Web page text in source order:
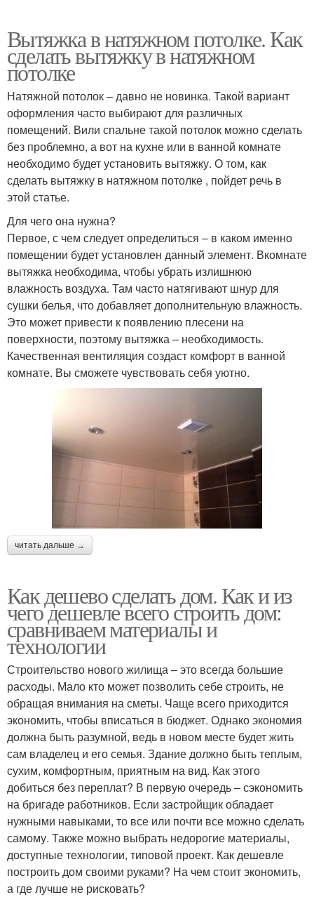
Вытяжка в натяжном потолке. Как
сделать вытяжку в натяжном
потолке
Натяжной потолок – давно не новинка. Такой вариант
оформления часто выбирают для различных
помещений. Вили спальне такой потолок можно сделать
без проблемно, а вот на кухне или в ванной комнате
необходимо будет установить вытяжку. О том, как
сделать вытяжку в натяжном потолке , пойдет речь в
этой статье.
Для чего она нужна?
Первое, с чем следует определиться – в каком именно
помещении будет установлен данный элемент. Вкомнате
вытяжка необходима, чтобы убрать излишнюю
влажность воздуха. Там часто натягивают шнур для
сушки белья, что добавляет дополнительную влажность.
Это может привести к появлению плесени на
поверхности, поэтому вытяжка – необходимость.
Качественная вентиляция создаст комфорт в ванной
комнате. Вы сможете чувствовать себя уютно.
читать дальше →
Как дешево сделать дом. Как и из
чего дешевле всего строить дом:
сравниваем материалы и
технологии
Строительство нового жилища – это всегда большие
расходы. Мало кто может позволить себе строить, не
обращая внимания на сметы. Чаще всего приходится
экономить, чтобы вписаться в бюджет. Однако экономия
должна быть разумной, ведь в новом месте будет жить
сам владелец и его семья. Здание должно быть теплым,
сухим, комфортным, приятным на вид. Как этого
добиться без переплат? В первую очередь – сэкономить
на бригаде работников. Если застройщик обладает
нужными навыками, то все или почти все можно сделать
самому. Также можно выбрать недорогие материалы,
доступные технологии, типовой проект. Как дешевле
построить дом своими руками? На чем стоит экономить,
а где лучше не рисковать?